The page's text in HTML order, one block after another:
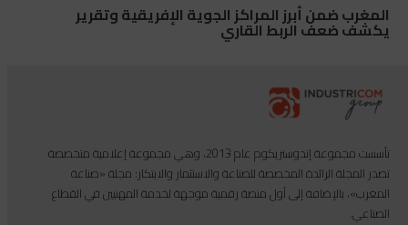
المغرب ضمن أبرز المراكز الجوية الإفريقية وتقرير
يكشف ضعف الربط القاري
تأسست مجموعة إندوستريكوم عام 2013، وهي مجموعة إعلامية متخصصة
تصدر المجلة الرائدة المخصصة للصناعة والاستثمار والابتكار: مجلة «صناعة
المغرب»، بالإضافة إلى أول منصة رقمية موجهة لخدمة المهنيين في القطاع
الصناعي.